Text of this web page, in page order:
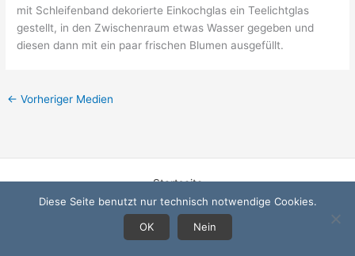
mit Schleifenband dekorierte Einkochglas ein Teelichtglas
gestellt, in den Zwischenraum etwas Wasser gegeben und
diesen dann mit ein paar frischen Blumen ausgefüllt.
← Vorheriger Medien
Startseite
Datenschutzerklärung
Impressum
Diese Seite benutzt nur technisch notwendige Cookies.
OK
Nein